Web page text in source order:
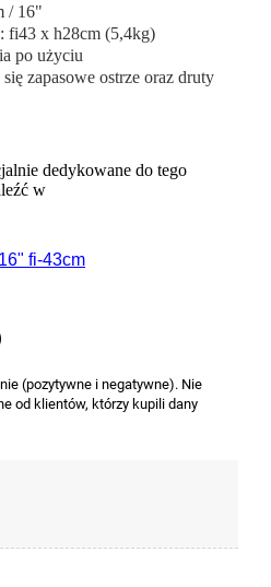
/ 16"
fi43 x h28cm (5,4kg)
po użyciu
zapasowe ostrze oraz druty
dedykowane do tego
w
fi-43cm
(pozytywne i negatywne). Nie
od klientów, którzy kupili dany